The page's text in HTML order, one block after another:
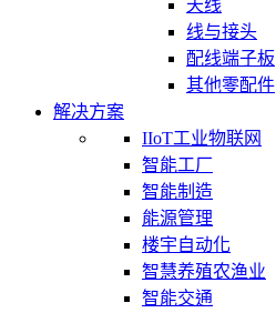
天线
线与接头
配线端子板
其他零配件
解决方案
IIoT工业物联网
智能工厂
智能制造
能源管理
楼宇自动化
智慧养殖农渔业
智能交通